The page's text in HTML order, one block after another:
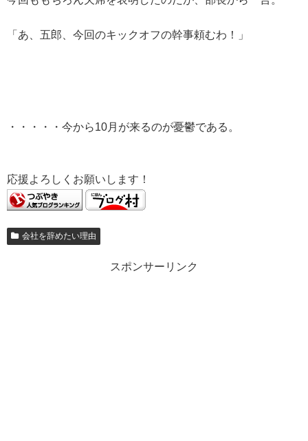
「あ、五郎、今回のキックオフの幹事頼むわ！」
・・・・・今から10月が来るのが憂鬱である。
応援よろしくお願いします！
会社を辞めたい理由
スポンサーリンク